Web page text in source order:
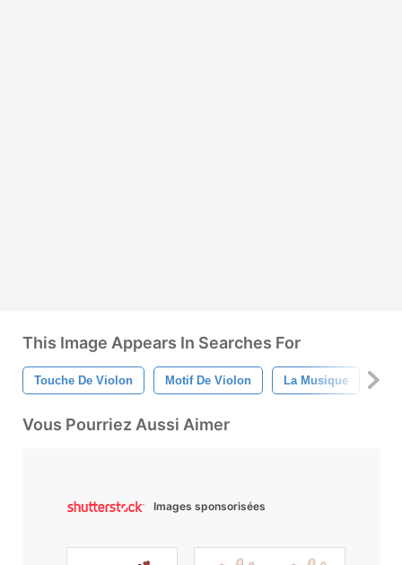
This Image Appears In Searches For
Touche De Violon Motif De Violon La Musique
Vous Pourriez Aussi Aimer
Images sponsorisées